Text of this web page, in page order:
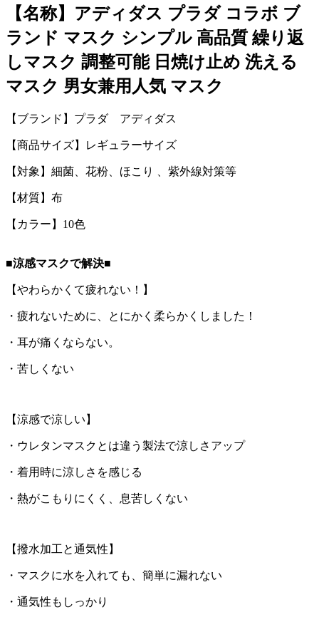
【名称】アディダス プラダ コラボ ブ
ランド マスク シンプル 高品質 繰り返
しマスク 調整可能 日焼け止め 洗える
マスク 男女兼用人気 マスク
【ブランド】プラダ アディダス
【商品サイズ】レギュラーサイズ
【対象】細菌、花粉、ほこり 、紫外線対策等
【材質】布
【カラー】10色
■涼感マスクで解決■
【やわらかくて疲れない！】
・疲れないために、とにかく柔らかくしました！
・耳が痛くならない。
・苦しくない
【涼感で涼しい】
・ウレタンマスクとは違う製法で涼しさアップ
・着用時に涼しさを感じる
・熱がこもりにくく、息苦しくない
【撥水加工と通気性】
・マスクに水を入れても、簡単に漏れない
・通気性もしっかり